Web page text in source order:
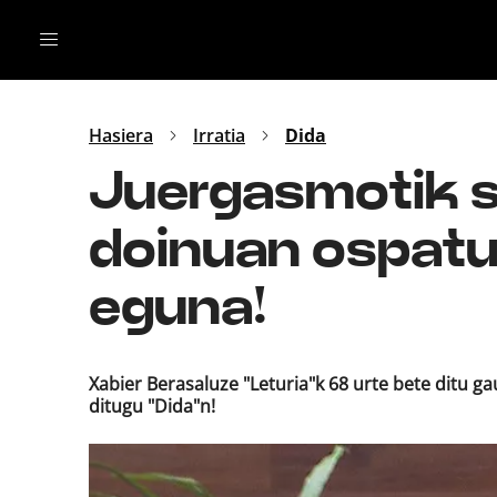
Bitan
Hasiera Irratia Dida
Juergasmotik
doinuan
eguna!
Xabier Berasaluze "Leturia"k 68 urte bete ditu
ditugu "Dida"n!